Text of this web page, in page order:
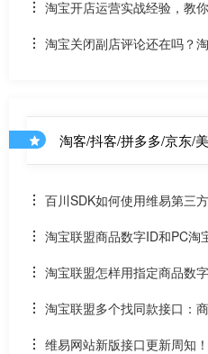
出想象！
淘宝开店运营实战经验，教
淘宝关闭副店评论还在吗？
淘客/抖客/拼多多/京东/
百川SDK如何使用维易第三
p）淘宝联盟商品数字ID和PC淘
淘宝联盟怎样用指定商品数
和场景ID2转链？
淘宝联盟多个找同款接口：
U找同款
维易网站新版接口更新周知！